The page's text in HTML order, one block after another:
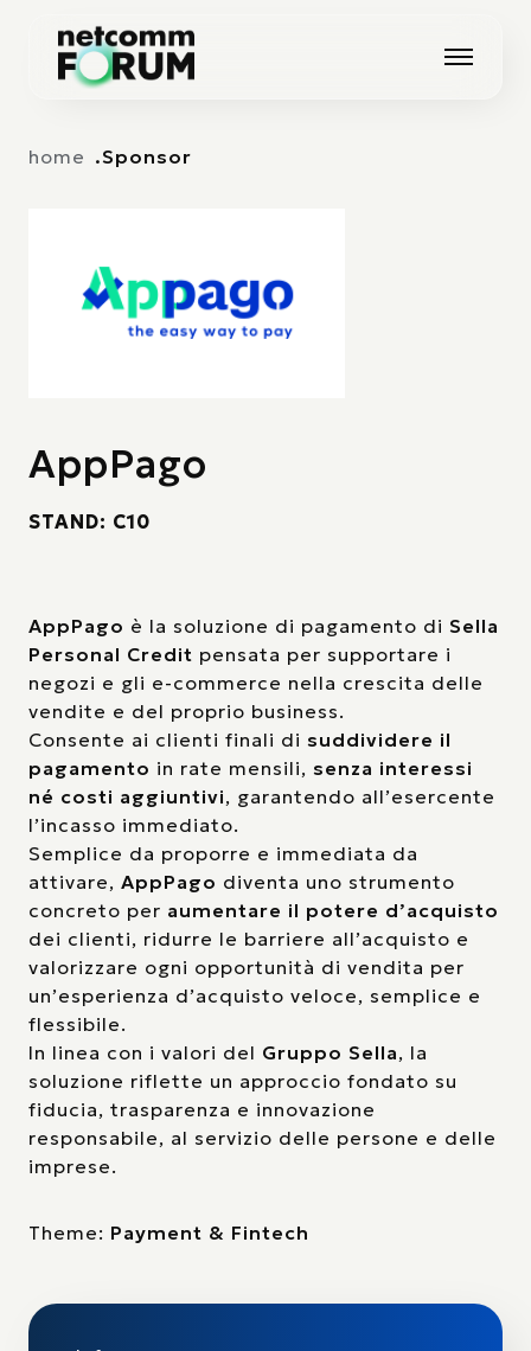
home Sponsor
AppPago
STAND: C10
AppPago è la soluzione di pagamento di Sella
Personal Credit pensata per supportare i
negozi e gli e-commerce nella crescita delle
vendite e del proprio business.
Consente ai clienti finali di suddividere il
pagamento in rate mensili, senza interessi
né costi aggiuntivi, garantendo all’esercente
l’incasso immediato.
Semplice da proporre e immediata da
attivare, AppPago diventa uno strumento
concreto per aumentare il potere d’acquisto
dei clienti, ridurre le barriere all’acquisto e
valorizzare ogni opportunità di vendita per
un’esperienza d’acquisto veloce, semplice e
flessibile.
In linea con i valori del Gruppo Sella, la
soluzione riflette un approccio fondato su
fiducia, trasparenza e innovazione
responsabile, al servizio delle persone e delle
imprese.
Theme: Payment & Fintech